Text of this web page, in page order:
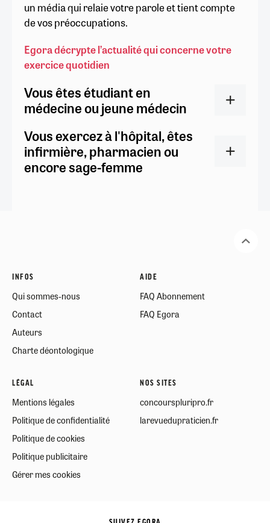
un média qui relaie votre parole et tient compte
de vos préoccupations.
Egora décrypte l’actualité qui concerne votre
exercice quotidien
Vous êtes étudiant en
médecine ou jeune médecin
Vous exercez à l'hôpital, êtes
infirmière, pharmacien ou
encore sage-femme
INFOS
Qui sommes-nous
Contact
Auteurs
Charte déontologique
AIDE
FAQ Abonnement
FAQ Egora
LÉGAL
Mentions légales
Politique de confidentialité
Politique de cookies
Politique publicitaire
Gérer mes cookies
NOS SITES
concourspluripro.fr
larevuedupraticien.fr